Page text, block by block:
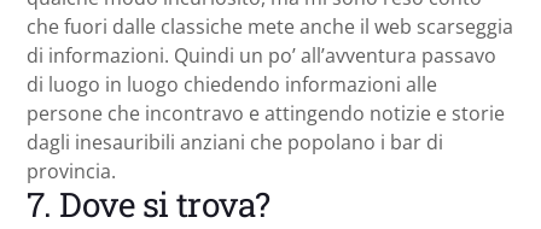
che fuori dalle classiche mete anche il web scarseggia
di informazioni. Quindi un po’ all’avventura passavo
di luogo in luogo chiedendo informazioni alle
persone che incontravo e attingendo notizie e storie
dagli inesauribili anziani che popolano i bar di
provincia.
7. Dove si trova?